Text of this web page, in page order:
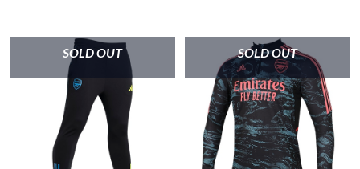
SOLD OUT SOLD OUT